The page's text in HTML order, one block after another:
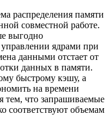
распределения памяти
совместной работе.
выгодно
ядрами при
данными отстает от
данных в памяти.
быстрому кэшу, а
на времени
тем, что запрашиваемые
соответствуют объемам